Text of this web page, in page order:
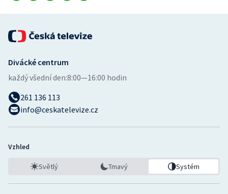
Divácké centrum
každý všední den:8:00—16:00 hodin
261 136 113
info@ceskatelevize.cz
Vzhled
Světlý Tmavý Systém